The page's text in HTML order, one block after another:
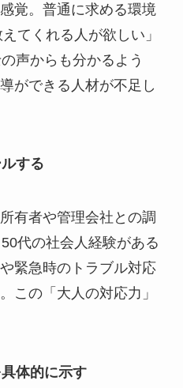
覚。普通に求める環境
てくれる人が欲しい」
声からも分かるよう
ができる人材が不足し
する
有者や管理会社との調
代の社会人経験がある
緊急時のトラブル対応
この「大人の対応力」
体的に示す